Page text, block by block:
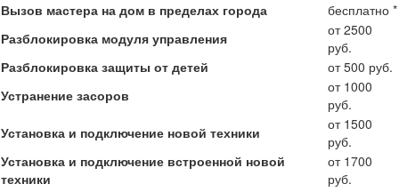
Вызов мастера на дом в пределах города
бесплатно *
Разблокировка модуля управления
от 2500
руб.
Разблокировка защиты от детей
от 500 руб.
Устранение засоров
от 1000
руб.
Установка и подключение новой техники
от 1500
руб.
Установка и подключение встроенной новой
техники
от 1700
руб.